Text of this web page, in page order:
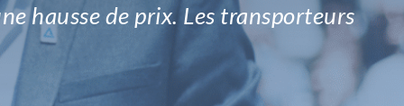
hausse de prix. Les transporteurs